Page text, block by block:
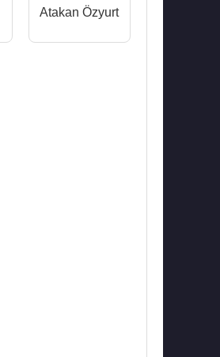
Atakan Özyurt